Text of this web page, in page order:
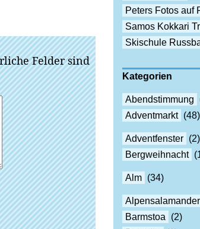
Felder sind
Peters Fotos auf
Samos Kokkari
Skischule
Kategorien
Abendstimmung
Adventmarkt (48)
Adventfenster (2)
Bergweihnacht
Alm (34)
Alpensalamander
Barmstoa
(2)